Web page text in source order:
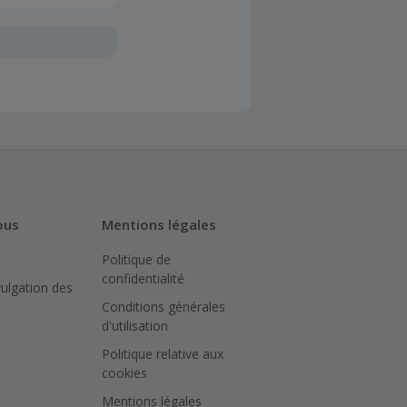
sur le
le site
des
Mentions légales
Politique de
confidentialité
Conditions générales
d'utilisation
Politique relative aux
cookies
Mentions légales